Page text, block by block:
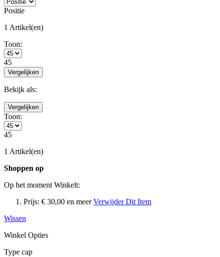
Positie
1 Artikel(en)
Toon:
45
Vergelijken
Bekijk als:
Vergelijken
Toon:
45
1 Artikel(en)
Shoppen op
Op het moment Winkelt:
Prijs: € 30,00 en meer Verwijder Dit Item
Wissen
Winkel Opties
Type cap